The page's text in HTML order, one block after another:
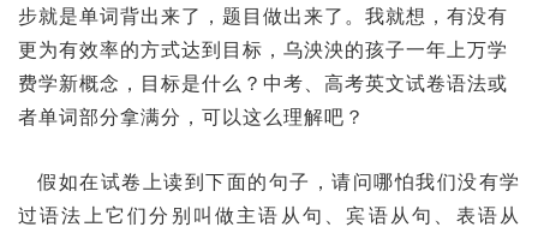
步就是单词背出来了，题目做出来了。我就想，有没有
更为有效率的方式达到目标，乌泱泱的孩子一年上万学
费学新概念，目标是什么？中考、高考英文试卷语法或
者单词部分拿满分，可以这么理解吧？
假如在试卷上读到下面的句子，请问哪怕我们没有学
过语法上它们分别叫做主语从句、宾语从句、表语从